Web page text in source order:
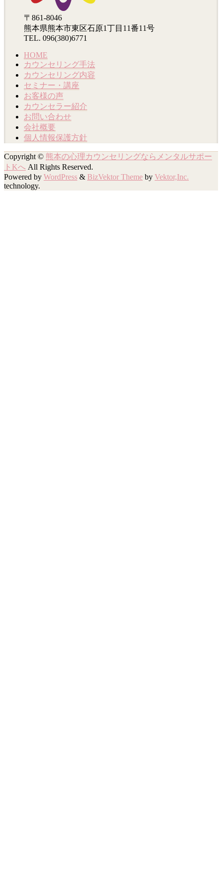
〒861-8046
熊本県熊本市東区石原1丁目11番11号
TEL. 096(380)6771
HOME
カウンセリング手法
カウンセリング内容
セミナー・講座
お客様の声
カウンセラー紹介
お問い合わせ
会社概要
個人情報保護方針
Copyright © 熊本の心理カウンセリングならメンタルサポー
トKへ All Rights Reserved.
Powered by WordPress & BizVektor Theme by Vektor,Inc.
technology.